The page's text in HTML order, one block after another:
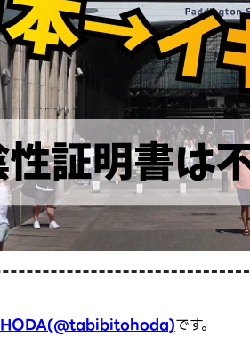
HODA(@tabibitohoda)です。